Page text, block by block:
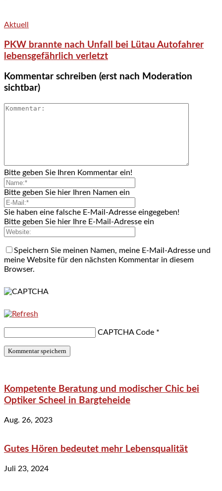
Aktuell
PKW brannte nach Unfall bei Lütau Autofahrer
lebensgefährlich verletzt
Kommentar schreiben (erst nach Moderation
sichtbar)
Bitte geben Sie Ihren Kommentar ein!
Bitte geben Sie hier Ihren Namen ein
Sie haben eine falsche E-Mail-Adresse eingegeben!
Bitte geben Sie hier Ihre E-Mail-Adresse ein
Speichern Sie meinen Namen, meine E-Mail-Adresse und
meine Website für den nächsten Kommentar in diesem
Browser.
CAPTCHA Code *
Kompetente Beratung und modischer Chic bei
Optiker Scheel in Bargteheide
Aug. 26, 2023
Gutes Hören bedeutet mehr Lebensqualität
Juli 23, 2024